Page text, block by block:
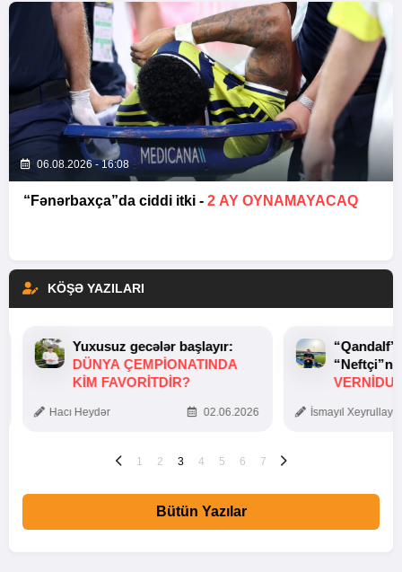
06.08.2026 - 16:08
“Fənərbaxça”da ciddi itki - 2 AY OYNAMAYACAQ
KÖŞƏ YAZILARI
Yuxusuz gecələr başlayır:
DÜNYA ÇEMPIONATINDA
KIM FAVORITDIR?
Hacı Heydər 02.06.2026 İsmayıl
1 2 3 4 5 6 7
Bütün Yazılar